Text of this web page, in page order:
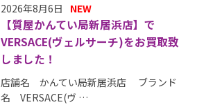
2026年8月6日 NEW
【質屋かんてい局新居浜店】で
VERSACE(ヴェルサーチ)をお買取致
しました！
店舗名 かんてい局新居浜店 ブランド
名 VERSACE(ヴ …